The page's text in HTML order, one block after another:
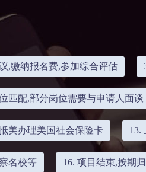
,缴纳报名费,参加综合评估
匹配,部分岗位需要与申请人面谈
美办理美国社会保险卡 13.
名校等 16. 项目结束,按期